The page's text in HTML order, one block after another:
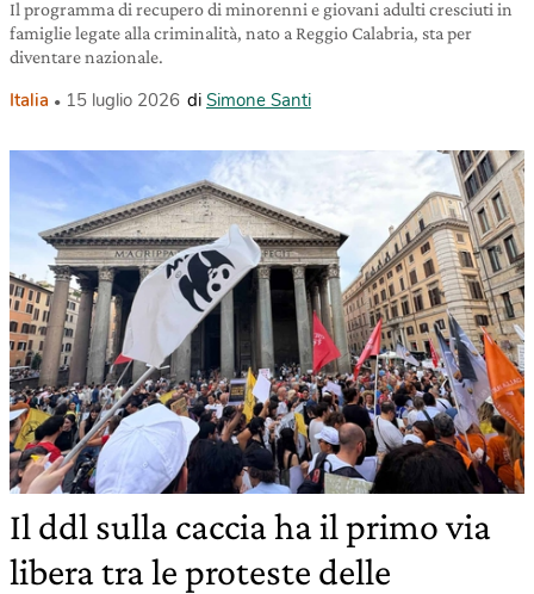
Il programma di recupero di minorenni e giovani adulti cresciuti in
famiglie legate alla criminalità, nato a Reggio Calabria, sta per
diventare nazionale.
Italia 15 luglio 2026 di Simone Santi
Il ddl sulla caccia ha il primo via
libera tra le proteste delle